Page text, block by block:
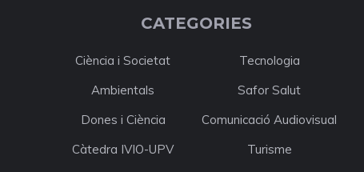
CATEGORIES
Ciència i Societat
Tecnologia
Ambientals
Safor Salut
Dones i Ciència
Comunicació Audiovisual
Càtedra IVIO-UPV
Turisme